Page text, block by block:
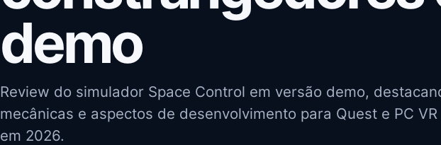
demo
Review do simulador Space Control em versão demo,
mecânicas e aspectos de desenvolvimento para Quest e PC
em 2026.